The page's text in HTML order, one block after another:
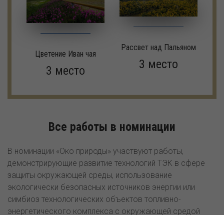
Цветение Иван чая
3 место
Рассвет над Пальяном
3 место
Все работы в номинации
В номинации «Око природы» участвуют работы,
демонстрирующие развитие технологий ТЭК в сфере
защиты окружающей среды, использование
экологически безопасных источников энергии или
симбиоз технологических объектов топливно-
энергетического комплекса с окружающей средой